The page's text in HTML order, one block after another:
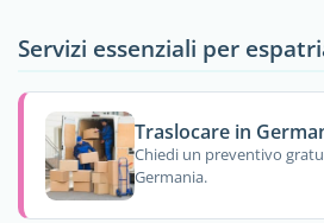
Servizi essenziali per
Traslocare in
Chiedi un preventivo
Germania.